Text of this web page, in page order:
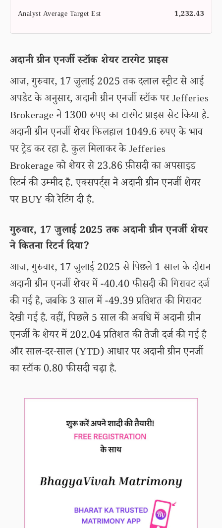
Analyst Average Target Est 1,232.43
अदानी ग्रीन एनर्जी स्टॉक शेयर टारगेट प्राइस
आज, गुरुवार, 17 जुलाई 2025 तक दलाल स्ट्रीट से आई
अपडेट के अनुसार, अदानी ग्रीन एनर्जी स्टॉक पर Jefferies
Brokerage ने 1300 रुपए का टारगेट प्राइस सेट किया है.
अदानी ग्रीन एनर्जी शेयर फिलहाल 1049.6 रुपए के भाव
पर ट्रेड कर रहा है. कुल मिलाकर के Jefferies
Brokerage को शेयर से 23.86 फ़ीसदी का अपसाइड
रिटर्न की उम्मीद है. एक्सपर्ट्स ने अदानी ग्रीन एनर्जी शेयर
पर BUY की रेटिंग दी है.
गुरुवार, 17 जुलाई 2025 तक अदानी ग्रीन एनर्जी शेयर
ने कितना रिटर्न दिया?
आज, गुरुवार, 17 जुलाई 2025 से पिछले 1 साल के दौरान
अदानी ग्रीन एनर्जी शेयर में -40.40 फीसदी की गिरावट दर्ज
की गई है, जबकि 3 साल में -49.39 प्रतिशत की गिरावट
देखी गई है. वहीं, पिछले 5 साल की अवधि में अदानी ग्रीन
एनर्जी के शेयर में 202.04 प्रतिशत की तेजी दर्ज की गई है
और साल-दर-साल (YTD) आधार पर अदानी ग्रीन एनर्जी
का स्टॉक 0.80 फीसदी चढ़ा है.